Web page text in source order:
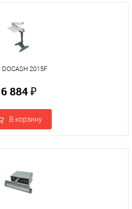
DOCASH 2015F
6 884 ₽
В корзину